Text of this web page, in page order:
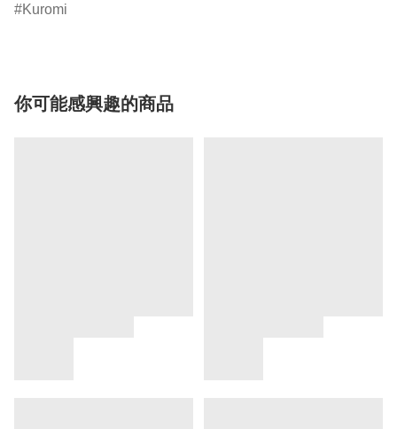
Kuromi
你可能感興趣的商品